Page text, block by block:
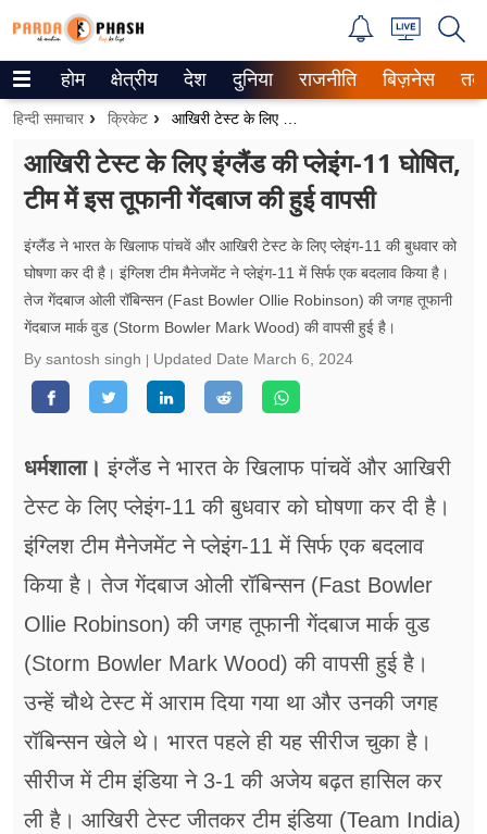
Trending on Google News
ePaper
वेब स्टोरीज
उत्तर प्रदेश
गैलरी
रिलेशनशिप
फूड
सेहत
ब्‍यूटी
शिक्षा
अन्य खबरें
होम क्षेत्रीय देश दुनिया राजनीति बिज़नेस
हिन्दी समाचार क्रिकेट
आखिरी टेस्ट के लिए इंग्लैंड की प्लेइंग-11 घोषित,
टीम में इस तूफानी गेंदबाज की हुई वापसी
इंग्लैंड ने भारत के खिलाफ पांचवें और आखिरी टेस्ट के लिए प्लेइंग-11 की बुधवार को
घोषणा कर दी है। इंग्लिश टीम मैनेजमेंट ने प्लेइंग-11 में सिर्फ एक बदलाव किया है।
तेज गेंदबाज ओली रॉबिन्सन (Fast Bowler Ollie Robinson) की जगह तूफानी
गेंदबाज मार्क वुड (Storm Bowler Mark Wood) की वापसी हुई है।
By santosh singh
Updated Date March 6, 2024
धर्मशाला। इंग्लैंड ने भारत के खिलाफ पांचवें और आखिरी
टेस्ट के लिए प्लेइंग-11 की बुधवार को घोषणा कर दी है।
इंग्लिश टीम मैनेजमेंट ने प्लेइंग-11 में सिर्फ एक बदलाव
किया है। तेज गेंदबाज ओली रॉबिन्सन (Fast Bowler
Ollie Robinson) की जगह तूफानी गेंदबाज मार्क वुड
(Storm Bowler Mark Wood) की वापसी हुई है।
उन्हें चौथे टेस्ट में आराम दिया गया था और उनकी जगह
रॉबिन्सन खेले थे। भारत पहले ही यह सीरीज चुका है।
सीरीज में टीम इंडिया ने 3-1 की अजेय बढ़त हासिल कर
ली है। आखिरी टेस्ट जीतकर टीम इंडिया (Team India)